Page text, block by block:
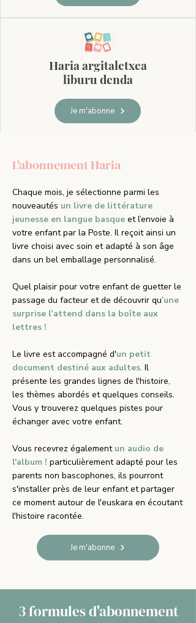
Haria argitaletxea
liburu denda
Je m'abonne
L'abonnement Haria
Chaque mois, je sélectionne parmi les
nouveautés un livre de littérature
jeunesse en langue basque et l’envoie à
votre enfant par la Poste. Il reçoit ainsi un
livre choisi avec soin et adapté à son âge
dans un bel emballage personnalisé.
Quel plaisir pour votre enfant de guetter le
passage du facteur et de découvrir qu’une
surprise l’attend dans la boîte aux
lettres !
Le livre est accompagné d'un petit
document destiné aux adultes. Il
présente les grandes lignes de l'histoire,
les thèmes abordés et quelques conseils.
Vous y trouverez quelques pistes pour
échanger avec votre enfant.
Vous recevrez également un audio de
l'album ! particulièrement adapté pour les
parents non bascophones, ils pourront
s'installer près de leur enfant et partager
ce moment autour de l'euskara en écoutant
l'histoire racontée.
Je m'abonne
3 formules d'abonnement